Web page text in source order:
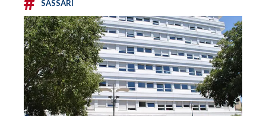
SASSARI